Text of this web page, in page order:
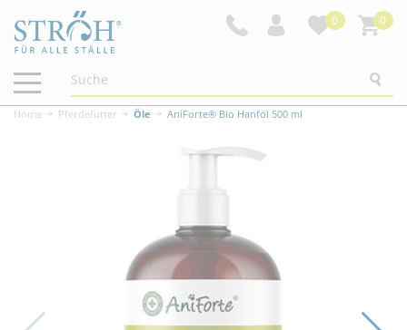
0 0
Navigation
ein-/ausblenden
Home Pferdefutter Öle AniForte® Bio Hanföl 500 ml